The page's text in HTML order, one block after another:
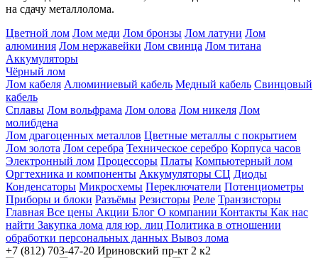
на сдачу металлолома.
Цветной лом Лом меди Лом бронзы Лом латуни Лом
алюминия Лом нержавейки Лом свинца Лом титана
Аккумуляторы
Чёрный лом
Лом кабеля Алюминиевый кабель Медный кабель Свинцовый
кабель
Сплавы Лом вольфрама Лом олова Лом никеля Лом
молибдена
Лом драгоценных металлов Цветные металлы с покрытием
Лом золота Лом серебра Техническое серебро Корпуса часов
Электронный лом Процессоры Платы Компьютерный лом
Оргтехника и компоненты Аккумуляторы СЦ Диоды
Конденсаторы Микросхемы Переключатели Потенциометры
Приборы и блоки Разъёмы Резисторы Реле Транзисторы
Главная Все цены Акции Блог О компании Контакты Как нас
найти Закупка лома для юр. лиц Политика в отношении
обработки персональных данных Вывоз лома
+7 (812) 703-47-20 Ириновский пр-кт 2 к2